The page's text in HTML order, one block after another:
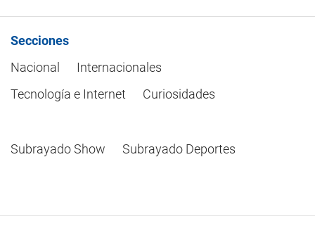
Secciones
Nacional
Internacionales
Tecnología e Internet
Curiosidades
Subrayado Show Subrayado Deportes